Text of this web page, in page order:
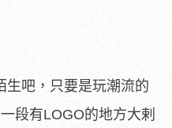
生吧，只要是玩潮流的
段有LOGO的地方大剌